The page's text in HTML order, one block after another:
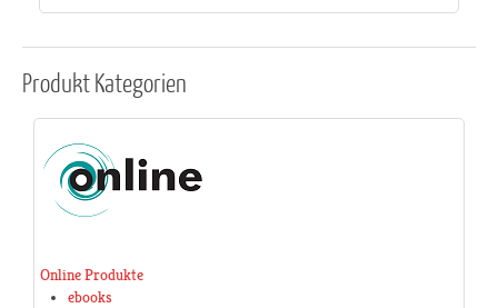
ProduktKategorien
Online Produkte
ebooks